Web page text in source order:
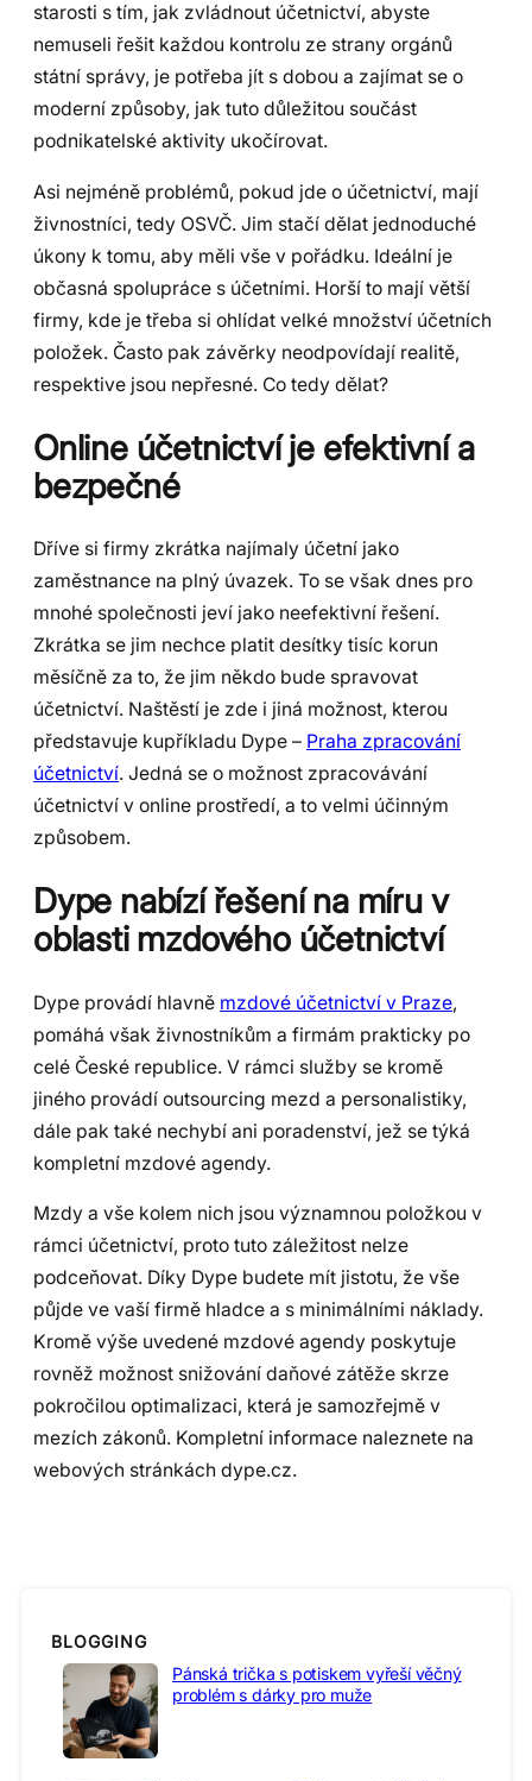
starosti s tím, jak zvládnout účetnictví, abyste
nemuseli řešit každou kontrolu ze strany orgánů
státní správy, je potřeba jít s dobou a zajímat se o
moderní způsoby, jak tuto důležitou součást
podnikatelské aktivity ukočírovat.
Asi nejméně problémů, pokud jde o účetnictví, mají
živnostníci, tedy OSVČ. Jim stačí dělat jednoduché
úkony k tomu, aby měli vše v pořádku. Ideální je
občasná spolupráce s účetními. Horší to mají větší
firmy, kde je třeba si ohlídat velké množství účetních
položek. Často pak závěrky neodpovídají realitě,
respektive jsou nepřesné. Co tedy dělat?
Online účetnictví je efektivní a
bezpečné
Dříve si firmy zkrátka najímaly účetní jako
zaměstnance na plný úvazek. To se však dnes pro
mnohé společnosti jeví jako neefektivní řešení.
Zkrátka se jim nechce platit desítky tisíc korun
měsíčně za to, že jim někdo bude spravovat
účetnictví. Naštěstí je zde i jiná možnost, kterou
představuje kupříkladu Dype – Praha zpracování
účetnictví. Jedná se o možnost zpracovávání
účetnictví v online prostředí, a to velmi účinným
způsobem.
Dype nabízí řešení na míru v
oblasti mzdového účetnictví
Dype provádí hlavně mzdové účetnictví v Praze,
pomáhá však živnostníkům a firmám prakticky po
celé České republice. V rámci služby se kromě
jiného provádí outsourcing mezd a personalistiky,
dále pak také nechybí ani poradenství, jež se týká
kompletní mzdové agendy.
Mzdy a vše kolem nich jsou významnou položkou v
rámci účetnictví, proto tuto záležitost nelze
podceňovat. Díky Dype budete mít jistotu, že vše
půjde ve vaší firmě hladce a s minimálními náklady.
Kromě výše uvedené mzdové agendy poskytuje
rovněž možnost snižování daňové zátěže skrze
pokročilou optimalizaci, která je samozřejmě v
mezích zákonů. Kompletní informace naleznete na
webových stránkách dype.cz.
BLOGGING
Pánská trička s potiskem vyřeší věčný
problém s dárky pro muže